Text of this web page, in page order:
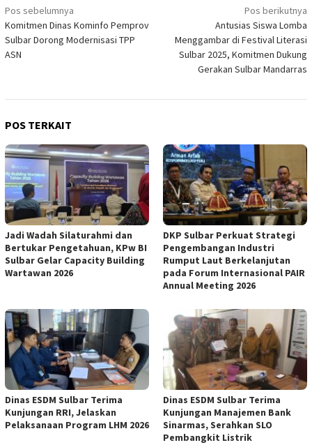
Navigasi
pos
Pos sebelumnya
Komitmen Dinas Kominfo Pemprov
Sulbar Dorong Modernisasi TPP
ASN
Pos berikutnya
Antusias Siswa Lomba
Menggambar di Festival Literasi
Sulbar 2025, Komitmen Dukung
Gerakan Sulbar Mandarras
POS TERKAIT
Jadi Wadah Silaturahmi dan
Bertukar Pengetahuan, KPw BI
Sulbar Gelar Capacity Building
Wartawan 2026
DKP Sulbar Perkuat Strategi
Pengembangan Industri
Rumput Laut Berkelanjutan
pada Forum Internasional PAIR
Annual Meeting 2026
Dinas ESDM Sulbar Terima
Kunjungan RRI, Jelaskan
Pelaksanaan Program LHM 2026
Dinas ESDM Sulbar Terima
Kunjungan Manajemen Bank
Sinarmas, Serahkan SLO
Pembangkit Listrik